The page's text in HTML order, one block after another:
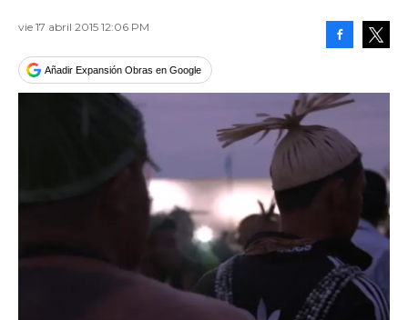
vie 17 abril 2015 12:06 PM
Añadir Expansión Obras en Google